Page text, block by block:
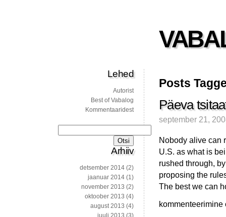
Posts
Päeva
september 21,
Nobody alive can
U.S. as what is
rushed through,
proposing the
The best we can
Päeva
Lehed
Autorist
Best of Vabalog
Kommentaaridest
Arhiiv
detsember 2014 (2)
jaanuar 2014 (1)
november 2013 (2)
oktoober 2013 (4)
august 2013 (4)
juuli 2013 (3)